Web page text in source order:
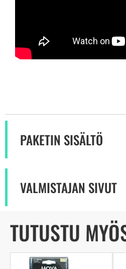
PAKETIN SISÄLTÖ
VALMISTAJAN SIVUT
TUTUSTU